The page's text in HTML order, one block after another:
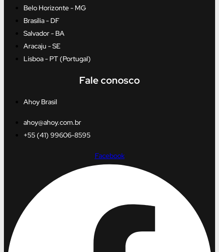
Belo Horizonte - MG
Brasília - DF
Salvador - BA
Aracaju - SE
Lisboa - PT (Portugal)
Fale conosco
Ahoy Brasil
ahoy@ahoy.com.br
+55 (41) 99606-8595
Facebook